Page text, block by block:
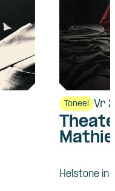
Toneel Vr
Helstone in